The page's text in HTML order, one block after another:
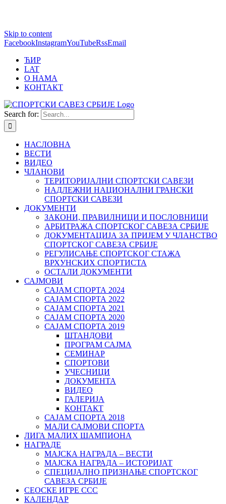
Skip to content
FacebookInstagramYouTubeRssEmail
ЋИР
LAT
О НАМА
КОНТАКТ
Search for:
НАСЛОВНА
ВЕСТИ
ВИДЕО
ЧЛАНОВИ
ТЕРИТОРИЈАЛНИ СПОРТСКИ САВЕЗИ
НАДЛЕЖНИ НАЦИОНАЛНИ ГРАНСКИ
СПОРТСКИ САВЕЗИ
ДОКУМЕНТИ
ЗАКОНИ, ПРАВИЛНИЦИ И ПОСЛОВНИЦИ
АРБИТРАЖА СПОРТСКОГ САВЕЗА СРБИЈЕ
ДОКУМЕНТАЦИЈА ЗА ПРИЈЕМ У ЧЛАНСТВО
СПОРТСКОГ САВЕЗА СРБИЈЕ
РЕГУЛИСАЊЕ СПОРТСKОГ СТАЖА
ВРХУНСKИХ СПОРТИСТА
ОСТАЛИ ДОКУМЕНТИ
САЈМОВИ
САЈАМ СПОРТА 2024
САЈАМ СПОРТА 2022
САЈАМ СПОРТА 2021
САЈАМ СПОРТА 2020
САЈАМ СПОРТА 2019
ШТАНДОВИ
ПРОГРАМ САЈМА
СЕМИНАР
СПОРТОВИ
УЧЕСНИЦИ
ДОКУМЕНТА
ВИДЕО
ГАЛЕРИЈА
КОНТАКТ
САЈАМ СПОРТА 2018
МАЛИ САЈМОВИ СПОРТА
ЛИГА МАЛИХ ШАМПИОНА
НАГРАДЕ
МАЈСКА НАГРАДА – ВЕСТИ
МАЈСКА НАГРАДА – ИСТОРИЈАТ
СПЕЦИЈАЛНО ПРИЗНАЊЕ СПОРТСКОГ
САВЕЗА СРБИЈЕ
СЕОСКЕ ИГРЕ ССС
КАЛЕНДАР